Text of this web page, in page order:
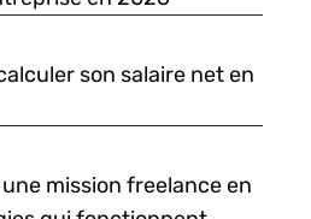
son salaire net en
mission freelance en